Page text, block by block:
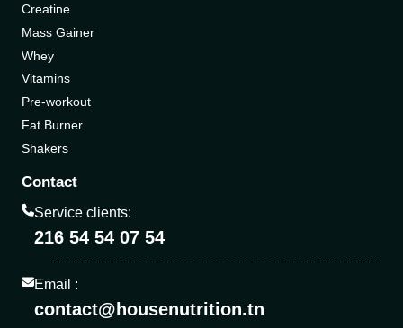
Creatine
Mass Gainer
Whey
Vitamins
Pre-workout
Fat Burner
Shakers
Contact
Service clients:
216 54 54 07 54
Email :
contact@housenutrition.tn